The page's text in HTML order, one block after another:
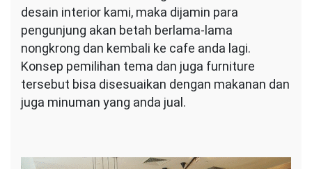
desain interior kami, maka dijamin para
pengunjung akan betah berlama-lama
nongkrong dan kembali ke cafe anda lagi.
Konsep pemilihan tema dan juga furniture
tersebut bisa disesuaikan dengan makanan dan
juga minuman yang anda jual.